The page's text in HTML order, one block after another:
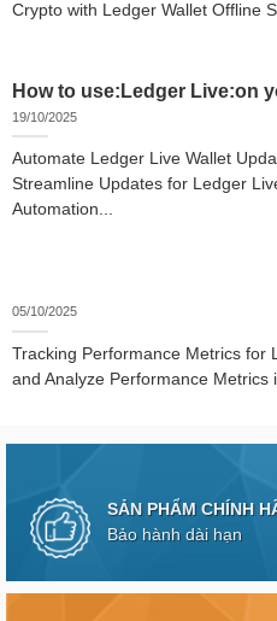
Crypto with Ledger Wallet Offline
How to use:Ledger Live:on
19/10/2025
Automate Ledger Live Wallet
Streamline Updates for Ledger
Automation...
05/10/2025
Tracking Performance Metrics for
and Analyze Performance Metrics
SẢN PHẨM CHÍNH
Bảo hành dài hạn